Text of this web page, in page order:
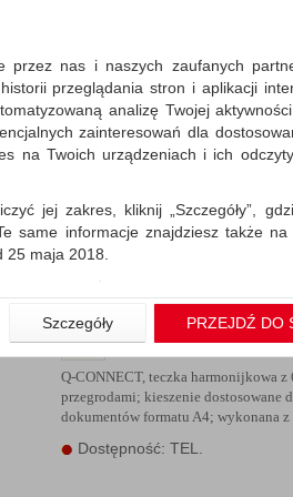
Teczka harm. z gumką
przegr. czarna
Q-CONNECT, 12-przegrodowa teczka
harmonijkowa z 13 kieszeniami
Dostępność: TEL.
Teczka harm. z gumką
przegr. transparentna
Q-CONNECT, teczka harmonijkowa z
przegrodami; kieszenie dostosowane
dokumentów formatu A4; wykonana z
Dostępność: TEL.
przez nas i naszych zaufanych
przeglądania stron i aplikacji
analizę Twojej
zainteresowań dla
na Twoich urządzeniach i ich
jej zakres, kliknij „Szczegóły”,
same informacje znajdziesz także
maja 2018.
aby umożliwić prawidłową
naszej strony www, a w
email lub wyświetlenie Państwu
ważna jest Państwa
ją w dowolnym momencie wycofać.
Szczegóły PRZEJDŹ DO